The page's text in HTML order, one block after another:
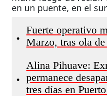
en un puente, en el
•
Fuerte operativo
Marzo, tras ola de
•
Alina Pihuave:
permanece
tres días en